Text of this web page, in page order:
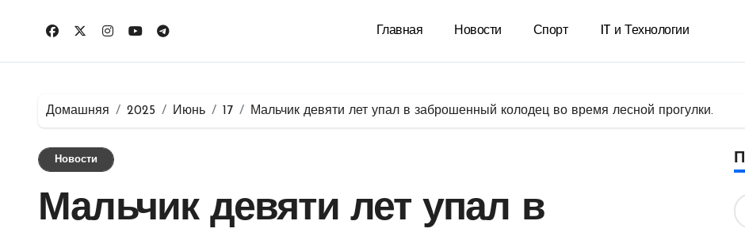
Главная Новости Спорт IT и Технологии
Домашняя 2025 Июнь 17 Мальчик девяти лет упал в заброшенный колодец во время лесной прогулки.
Новости
Мальчик девяти лет упал в